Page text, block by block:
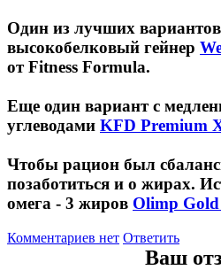
Один из лучших вариантов
высокобелковый гейнер
от Fitness Formula.
Еще один вариант с
углеводами KFD Premium
Чтобы рацион был
позаботиться и о жирах.
омега - 3 жиров Olimp Gold
Комментариев нет Ответить
Ваш